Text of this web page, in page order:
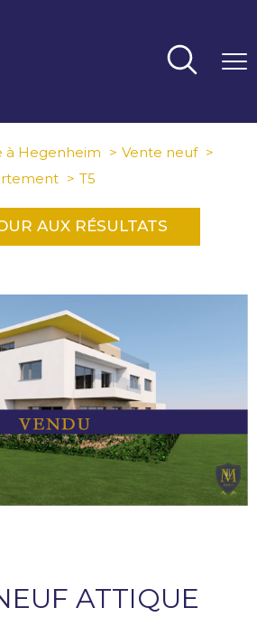
à Hegenheim
Vente neuf
T5
AUX RÉSULTATS
ATTIQUE